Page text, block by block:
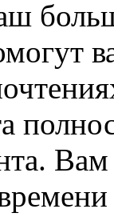
Вам